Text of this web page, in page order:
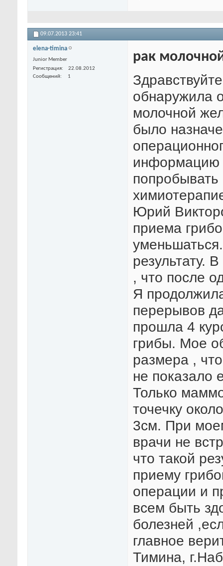
09.07.2013 23:41
elena-timina
Junior Member
Регистрация
22.08.2012
Сообщений
1
рак
обнаружила
молочной
было
информацию
Юрий
приема
результату.
, что после
Я
перерывов
прошла 4
грибы. Мое
размера ,
не показало
Только
точечку
3см. При
врачи не
что такой
приему
операции и
всем быть
болезней
главное
Тимина,